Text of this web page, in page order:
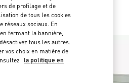
de profilage et de
de tous les cookies
réseaux sociaux. En
fermant la bannière,
tous les autres.
vos choix en matière de
la politique en